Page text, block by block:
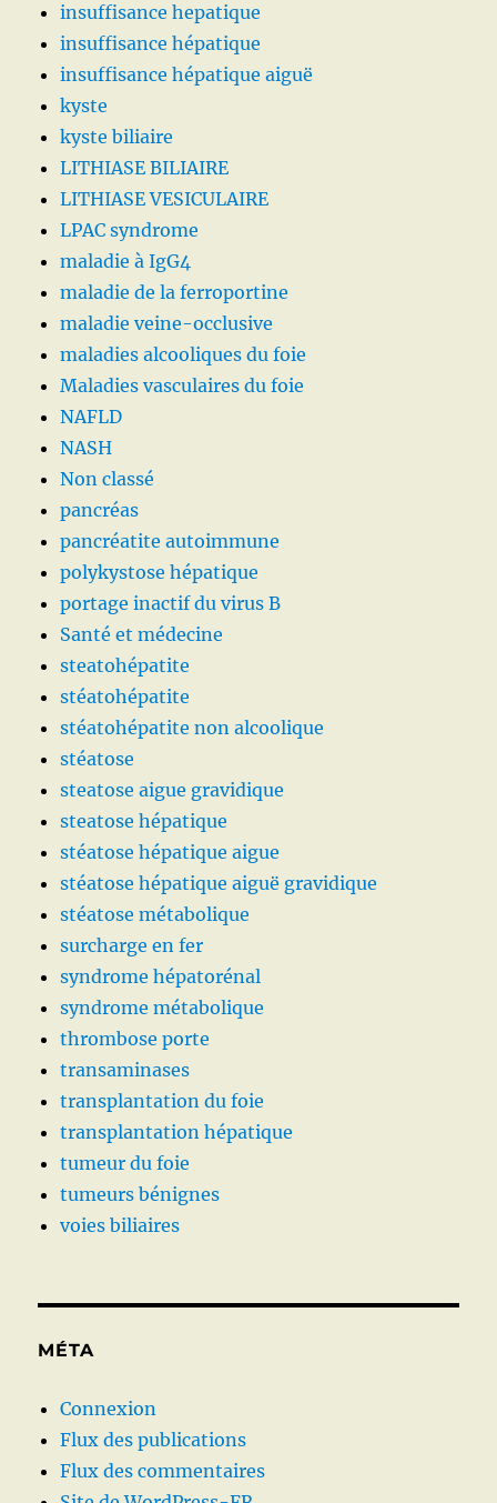
insuffisance hepatique
insuffisance hépatique
insuffisance hépatique aiguë
kyste
kyste biliaire
LITHIASE BILIAIRE
LITHIASE VESICULAIRE
LPAC syndrome
maladie à IgG4
maladie de la ferroportine
maladie veine-occlusive
maladies alcooliques du foie
Maladies vasculaires du foie
NAFLD
NASH
Non classé
pancréas
pancréatite autoimmune
polykystose hépatique
portage inactif du virus B
Santé et médecine
steatohépatite
stéatohépatite
stéatohépatite non alcoolique
stéatose
steatose aigue gravidique
steatose hépatique
stéatose hépatique aigue
stéatose hépatique aiguë gravidique
stéatose métabolique
surcharge en fer
syndrome hépatorénal
syndrome métabolique
thrombose porte
transaminases
transplantation du foie
transplantation hépatique
tumeur du foie
tumeurs bénignes
voies biliaires
MÉTA
Connexion
Flux des publications
Flux des commentaires